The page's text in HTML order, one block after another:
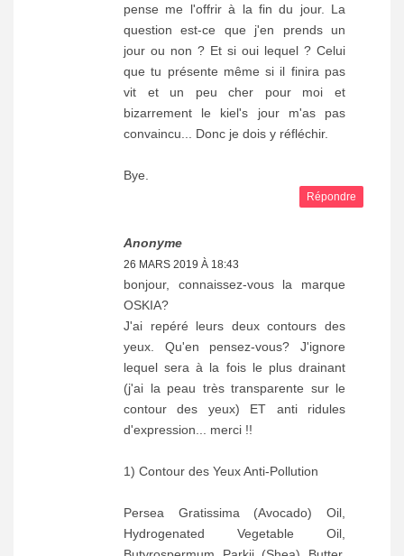
pense me l'offrir à la fin du jour. La
question est-ce que j'en prends un
jour ou non ? Et si oui lequel ? Celui
que tu présente même si il finira pas
vit et un peu cher pour moi et
bizarrement le kiel's jour m'as pas
convaincu... Donc je dois y réfléchir.
Bye.
Répondre
Anonyme
26 MARS 2019 À 18:43
bonjour, connaissez-vous la marque
OSKIA?
J'ai repéré leurs deux contours des
yeux. Qu'en pensez-vous? J'ignore
lequel sera à la fois le plus drainant
(j'ai la peau très transparente sur le
contour des yeux) ET anti ridules
d'expression... merci !!
1) Contour des Yeux Anti-Pollution
Persea Gratissima (Avocado) Oil,
Hydrogenated Vegetable Oil,